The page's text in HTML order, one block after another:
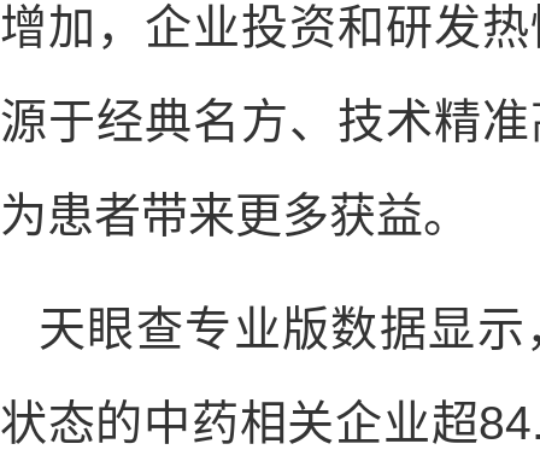
增加，企业投资和研发
源于经典名方、技术精
为患者带来更多获益。
天眼查专业版数据显
状态的中药相关企业超